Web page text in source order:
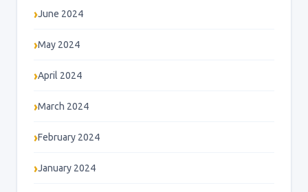
June 2024
May 2024
April 2024
March 2024
February 2024
January 2024